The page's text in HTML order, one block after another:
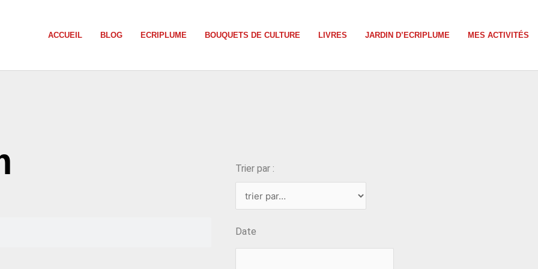
ACCUEIL BLOG ECRIPLUME BOUQUETS DE CULTURE LIVRES JARDIN D’ECRIPLUME MES ACTIVITÉS
Trier par :
Date